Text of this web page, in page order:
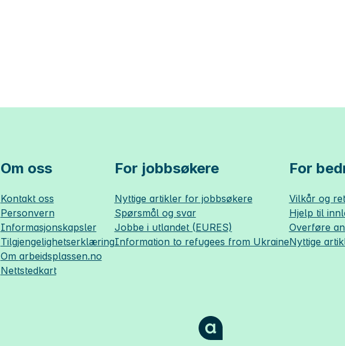
Om oss
Kontakt oss
Personvern
Informasjonskapsler
Tilgjengelighetserklæring
Om arbeidsplassen.no
Nettstedkart
For jobbsøkere
Nyttige artikler for jobbsøkere
Spørsmål og svar
Jobbe i utlandet (EURES)
Information to refugees from Ukraine
For
Vilkår og
Hjelp til
Overføre
Nyttige